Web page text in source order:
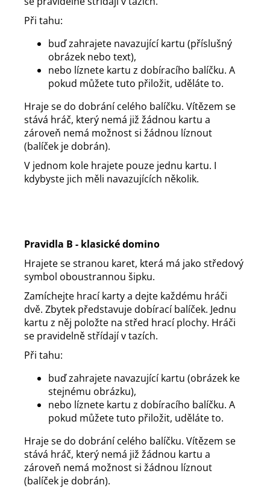
Při tahu:
buď zahrajete navazující kartu (příslušný
obrázek nebo text),
nebo líznete kartu z dobíracího balíčku. A
pokud můžete tuto přiložit, uděláte to.
Hraje se do dobrání celého balíčku. Vítězem se
stává hráč, který nemá již žádnou kartu a
zároveň nemá možnost si žádnou líznout
(balíček je dobrán).
V jednom kole hrajete pouze jednu kartu. I
kdybyste jich měli navazujících několik.
Pravidla B - klasické domino
Hrajete se stranou karet, která má jako středový
symbol oboustrannou šipku.
Zamíchejte hrací karty a dejte každému hráči
dvě. Zbytek představuje dobírací balíček. Jednu
kartu z něj položte na střed hrací plochy. Hráči
se pravidelně střídají v tazích.
Při tahu:
buď zahrajete navazující kartu (obrázek ke
stejnému obrázku),
nebo líznete kartu z dobíracího balíčku. A
pokud můžete tuto přiložit, uděláte to.
Hraje se do dobrání celého balíčku. Vítězem se
stává hráč, který nemá již žádnou kartu a
zároveň nemá možnost si žádnou líznout
(balíček je dobrán).